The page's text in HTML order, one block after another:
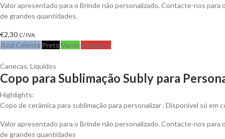
Valor apresentado para o Brinde não personalizado. Contacte-nos
de grandes quantidades.
€2,30 C/ IVA
Azul Celeste PretoVerdeVermelho
Canecas, Líquidos
Copo para Sublimação Subly para
Highlights:
Copo de cerâmica para sublimação para personalizar . Disponível só em
Valor apresentado para o Brinde não personalizado. Contacte-nos
de grandes quantidades